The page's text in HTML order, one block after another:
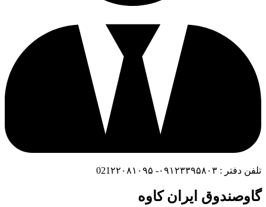
تلفن دفتر : ۰۹۱۲۳۳۹۵۸۰۳- 021۲۲۰۸۱۰۹۵
گاوصندوق ایران کاوه